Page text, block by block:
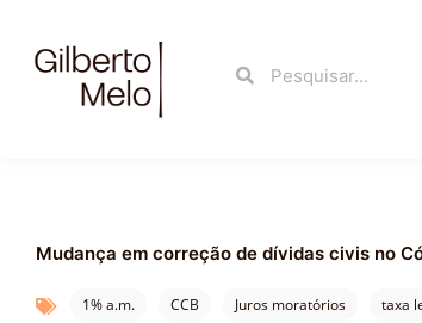
SearchSearch
Mudança em correção de dívidas civis no
1% a.m. CCB Juros moratórios taxa